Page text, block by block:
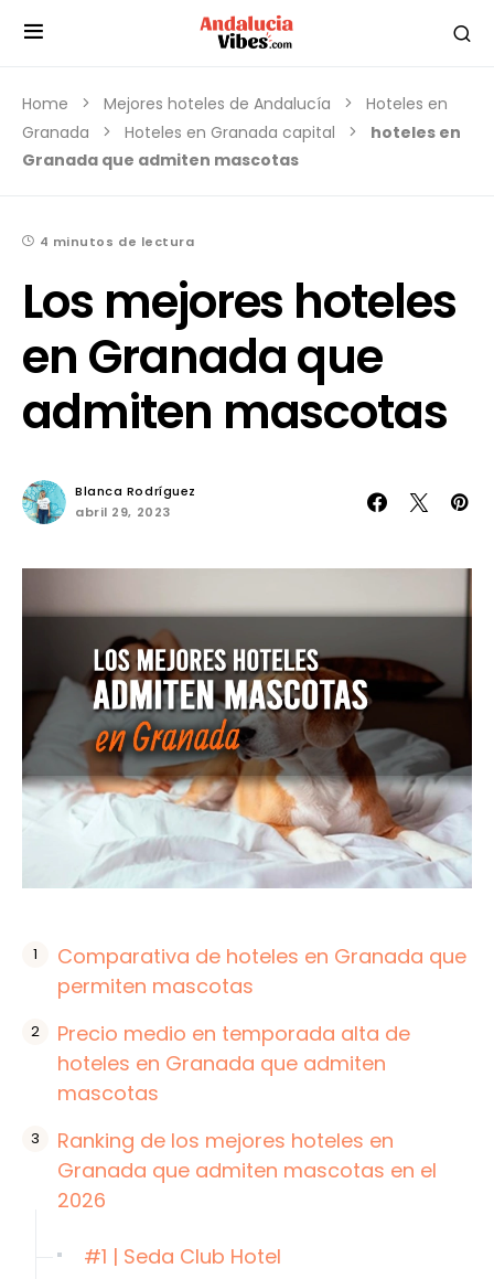
Home Mejores hoteles de Andalucía
Hoteles en
Granada
Hoteles en Granada capital
hoteles en
Granada que admiten mascotas
4 minutos de lectura
Los mejores hoteles
en Granada que
admiten mascotas
Blanca Rodríguez
abril 29, 2023
Comparativa de hoteles en Granada que
permiten mascotas
Precio medio en temporada alta de
hoteles en Granada que admiten
mascotas
Ranking de los mejores hoteles en
Granada que admiten mascotas en el
2026
#1 | Seda Club Hotel